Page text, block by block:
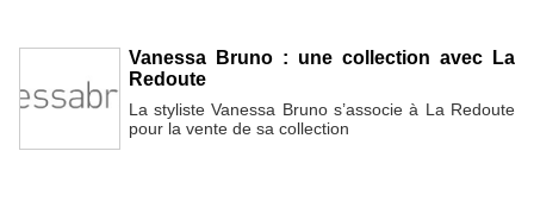
Vanessa Bruno : une collection avec La
Redoute
La styliste Vanessa Bruno s’associe à La Redoute
pour la vente de sa collection